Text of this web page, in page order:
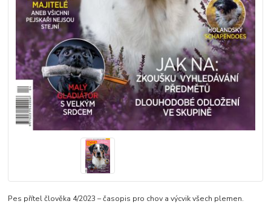
Pes přítel člověka 4/2023 – časopis pro chov a výcvik všech plemen.